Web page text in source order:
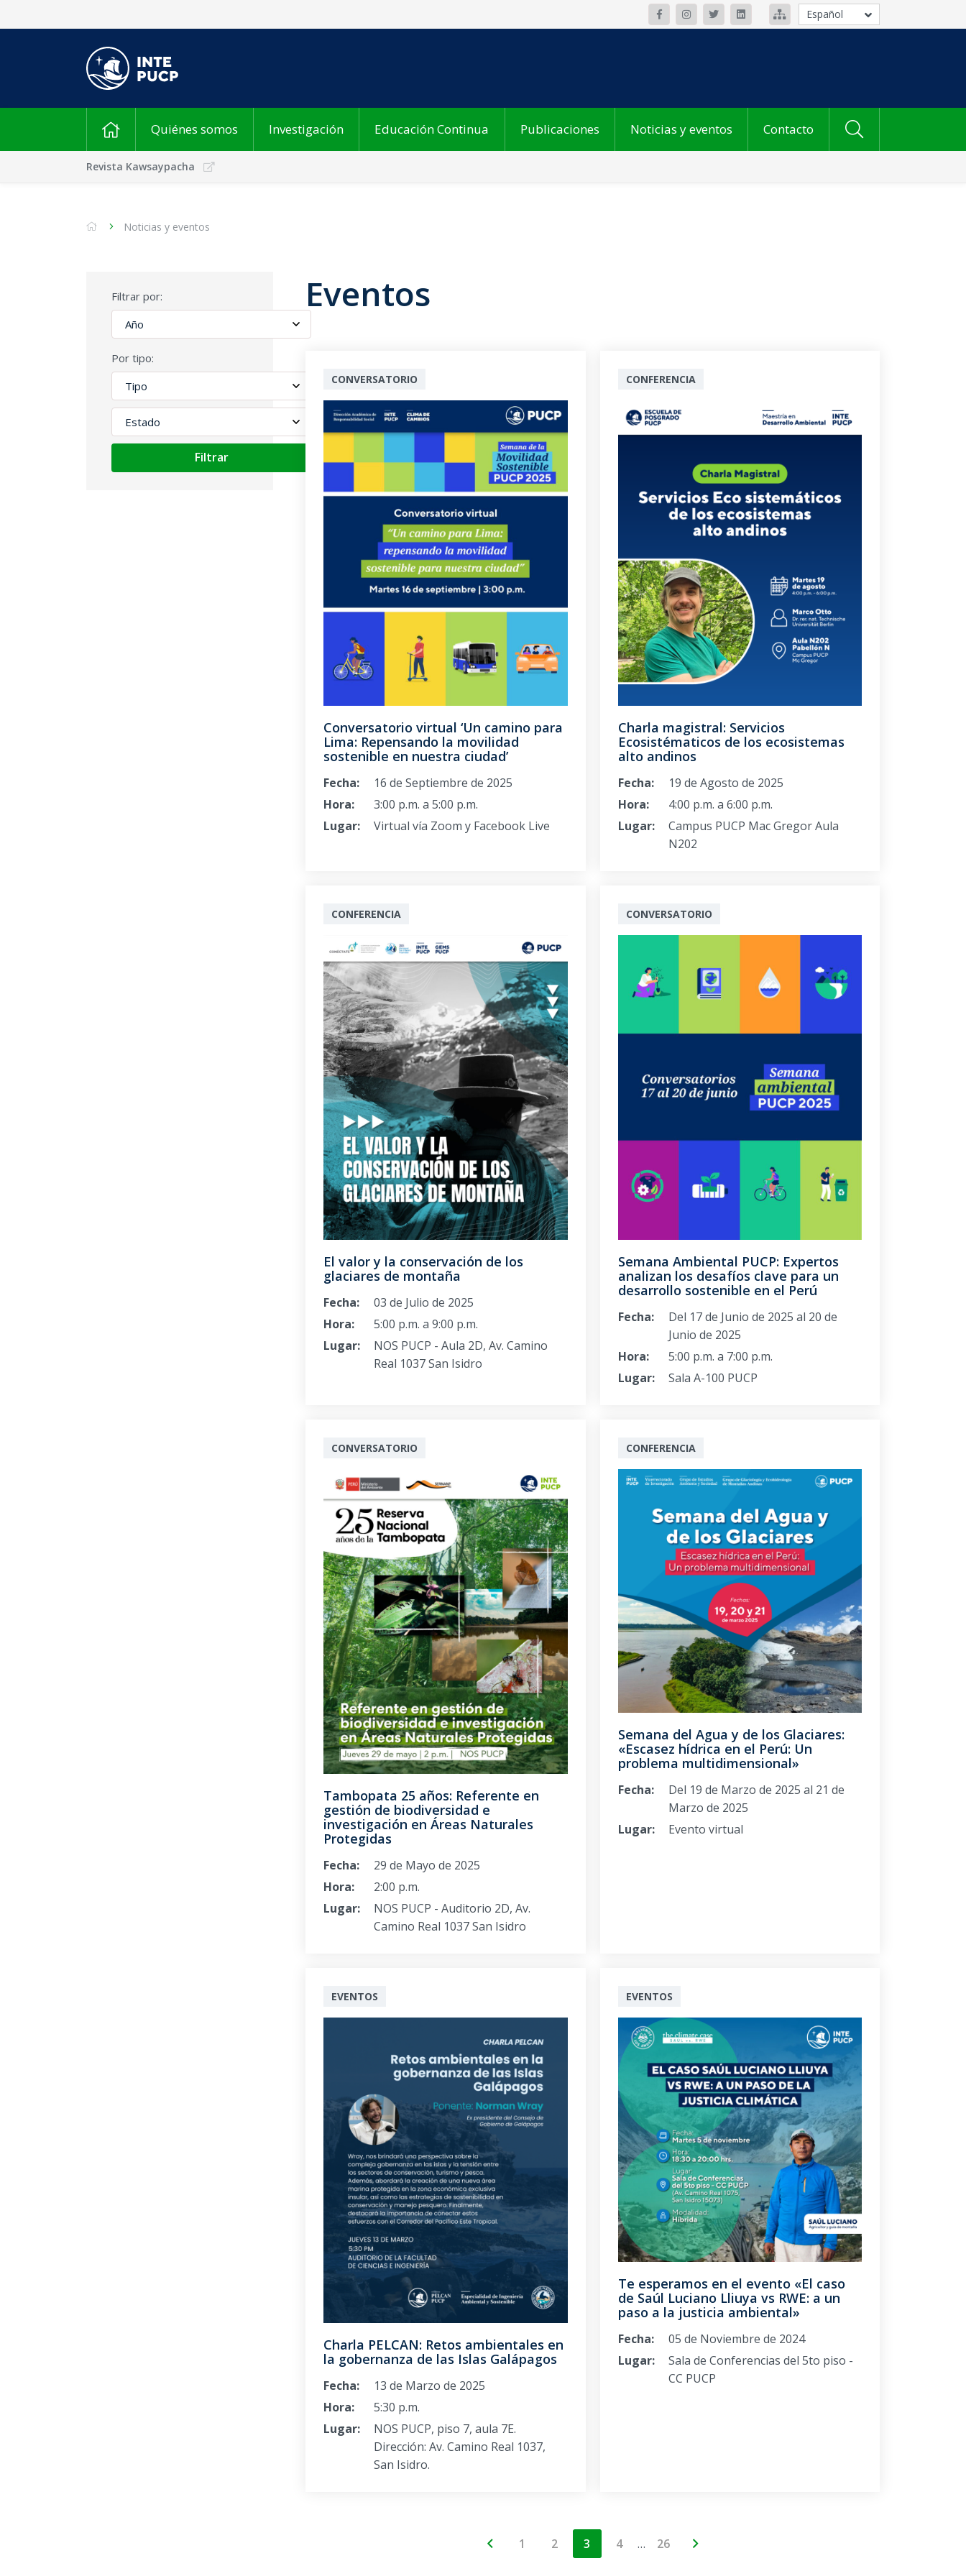
Español
Quiénes somos Investigación Educación Continua Publicaciones Noticias y eventos Contacto
Revista Kawsaypacha
Noticias y eventos
Filtrar por:
Por tipo:
Filtrar
Eventos
CONVERSATORIO
Conversatorio virtual ‘Un camino para
Lima: Repensando la movilidad
sostenible en nuestra ciudad’
Fecha:
16 de Septiembre de 2025
Hora:
3:00 p.m. a 5:00 p.m.
Lugar:
Virtual vía Zoom y Facebook Live
CONFERENCIA
Charla magistral: Servicios
Ecosistématicos de los ecosistemas
alto andinos
Fecha:
19 de Agosto de 2025
Hora:
4:00 p.m. a 6:00 p.m.
Lugar:
Campus PUCP Mac Gregor Aula
N202
CONFERENCIA
El valor y la conservación de los
glaciares de montaña
Fecha:
03 de Julio de 2025
Hora:
5:00 p.m. a 9:00 p.m.
Lugar:
NOS PUCP - Aula 2D, Av. Camino
Real 1037 San Isidro
CONVERSATORIO
Semana Ambiental PUCP: Expertos
analizan los desafíos clave para un
desarrollo sostenible en el Perú
Fecha:
Del 17 de Junio de 2025 al 20 de
Junio de 2025
Hora:
5:00 p.m. a 7:00 p.m.
Lugar:
Sala A-100 PUCP
CONVERSATORIO
Tambopata 25 años: Referente en
gestión de biodiversidad e
investigación en Áreas Naturales
Protegidas
Fecha:
29 de Mayo de 2025
Hora:
2:00 p.m.
Lugar:
NOS PUCP - Auditorio 2D, Av.
Camino Real 1037 San Isidro
CONFERENCIA
Semana del Agua y de los Glaciares:
«Escasez hídrica en el Perú: Un
problema multidimensional»
Fecha:
Del 19 de Marzo de 2025 al 21 de
Marzo de 2025
Lugar:
Evento virtual
EVENTOS
Charla PELCAN: Retos ambientales en
la gobernanza de las Islas Galápagos
Fecha:
13 de Marzo de 2025
Hora:
5:30 p.m.
Lugar:
NOS PUCP, piso 7, aula 7E.
Dirección: Av. Camino Real 1037,
San Isidro.
EVENTOS
Te esperamos en el evento «El caso
de Saúl Luciano Lliuya vs RWE: a un
paso a la justicia ambiental»
Fecha:
05 de Noviembre de 2024
Lugar:
Sala de Conferencias del 5to piso -
CC PUCP
1 2 3 4 … 26